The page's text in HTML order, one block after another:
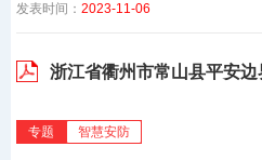
发表时间： 2023-11-06
浙江省衢州市常山县平安边
专题 智慧安防